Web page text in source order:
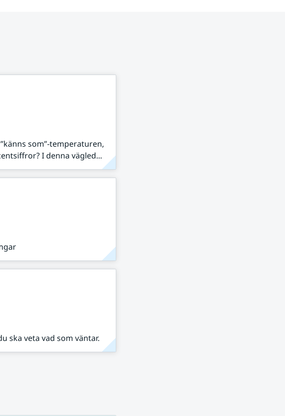
som”-temperaturen,
I denna vägled...
ska veta vad som väntar.